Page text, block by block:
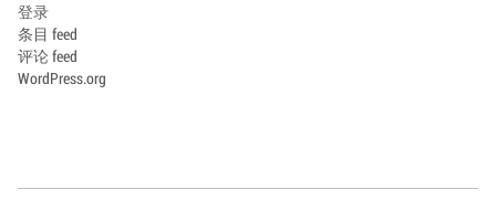
登录
条目 feed
评论 feed
WordPress.org